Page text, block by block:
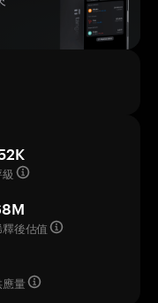
後估值
量